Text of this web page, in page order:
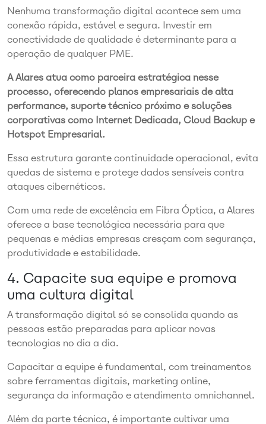
Nenhuma transformação digital acontece sem uma
conexão rápida, estável e segura. Investir em
conectividade de qualidade é determinante para a
operação de qualquer PME.
A Alares atua como parceira estratégica nesse
processo, oferecendo planos empresariais de alta
performance, suporte técnico próximo e soluções
corporativas como Internet Dedicada, Cloud Backup e
Hotspot Empresarial.
Essa estrutura garante continuidade operacional, evita
quedas de sistema e protege dados sensíveis contra
ataques cibernéticos.
Com uma rede de excelência em Fibra Óptica, a Alares
oferece a base tecnológica necessária para que
pequenas e médias empresas cresçam com segurança,
produtividade e estabilidade.
4. Capacite sua equipe e promova
uma cultura digital
A transformação digital só se consolida quando as
pessoas estão preparadas para aplicar novas
tecnologias no dia a dia.
Capacitar a equipe é fundamental, com treinamentos
sobre ferramentas digitais, marketing online,
segurança da informação e atendimento omnichannel.
Além da parte técnica, é importante cultivar uma